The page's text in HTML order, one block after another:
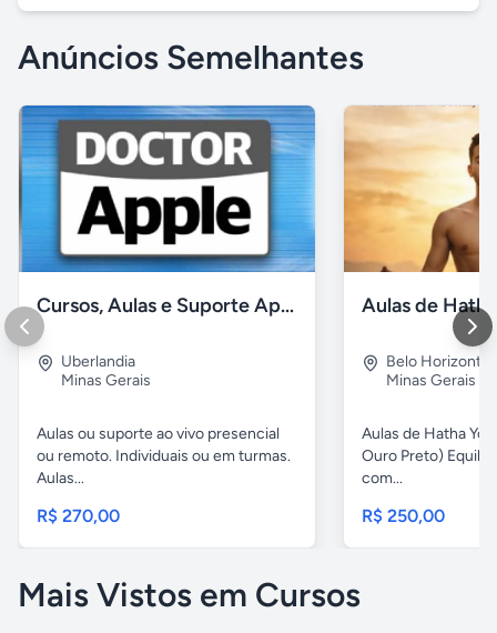
Anúncios Semelhantes
Cursos, Aulas e Suporte Apple - Básico e Avançado
Uberlandia
Minas Gerais
Aulas ou suporte ao vivo presencial
ou remoto. Individuais ou em turmas.
Aulas...
R$ 270,00
Belo Horizonte
Minas Gerais
Aulas de Hatha
Ouro Preto)
com...
R$ 250,00
Mais Vistos em Cursos